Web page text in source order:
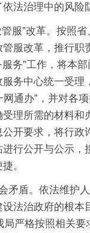
法治理中的风险
服”改革。按照
服改革，推行职
务”工作，将本
务中心统一受理
网通办”，并对各
理所需的材料和
开要求，将行政
行公开与公示，
。
矛盾。依法维护
法治政府的根本
局严格按照相关要